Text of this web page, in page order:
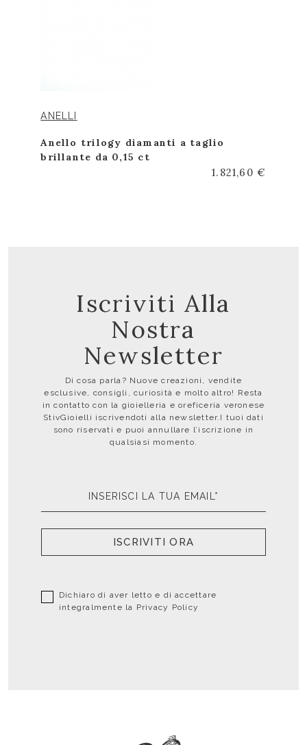
ANELLI
Anello trilogy diamanti a taglio
brillante da 0,15 ct
1.821,60 €
Iscriviti Alla
Nostra
Newsletter
Di cosa parla? Nuove creazioni, vendite
esclusive, consigli, curiosità e molto altro! Resta
in contatto con la gioielleria e oreficeria veronese
StivGioielli iscrivendoti alla newsletter.I tuoi dati
sono riservati e puoi annullare l’iscrizione in
qualsiasi momento.
ISCRIVITI ORA
Dichiaro di aver letto e di accettare
integralmente la Privacy Policy